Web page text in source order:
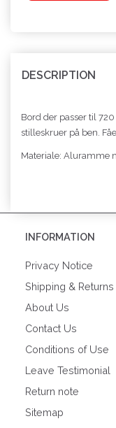
DESCRIPTION
Bord der passer til
stilleskruer på ben.
Materiale: Aluramme
INFORMATION
Privacy Notice
Shipping & Returns
About Us
Contact Us
Conditions of Use
Leave Testimonial
Return note
Sitemap